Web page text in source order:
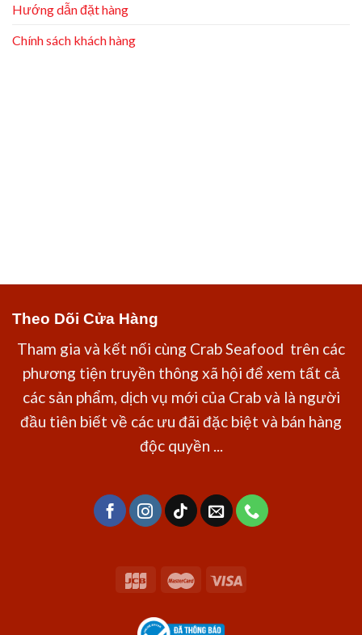
Hướng dẫn đặt hàng
Chính sách khách hàng
Theo Dõi Cửa Hàng
Tham gia và kết nối cùng Crab Seafood trên các
phương tiện truyền thông xã hội để xem tất cả
các sản phẩm, dịch vụ mới của Crab và là người
đầu tiên biết về các ưu đãi đặc biệt và bán hàng
độc quyền ...